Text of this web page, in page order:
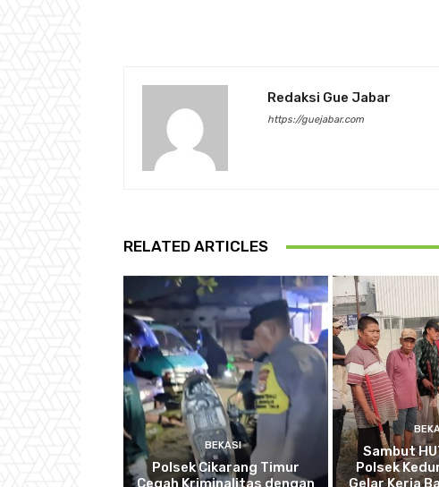
Redaksi Gue Jabar
https://guejabar.com
RELATED ARTICLES
BEKASI
Polsek Cikarang Timur
Sambut
Polsek